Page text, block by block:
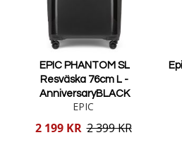
EPIC PHANTOM SL
Resväska 76cm L -
AnniversaryBLACK
EPIC
Reducerat
2 199 KR 2 399 KR